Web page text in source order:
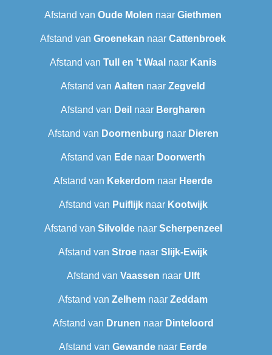
Afstand van Oude Molen naar Giethmen
Afstand van Groenekan naar Cattenbroek
Afstand van Tull en 't Waal naar Kanis
Afstand van Aalten naar Zegveld
Afstand van Deil naar Bergharen
Afstand van Doornenburg naar Dieren
Afstand van Ede naar Doorwerth
Afstand van Kekerdom naar Heerde
Afstand van Puiflijknaar Kootwijk
Afstand van Silvoldenaar Scherpenzeel
Afstand van Stroe naar Slijk-Ewijk
Afstand van Vaassen naar Ulft
Afstand van Zelhem naar Zeddam
Afstand van Drunen naar Dinteloord
Afstand van Gewande naar Eerde